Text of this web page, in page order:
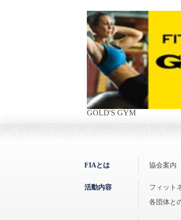
GOLD'S GYM
FIAとは 協会案内
活動内容 フィット
各団体と